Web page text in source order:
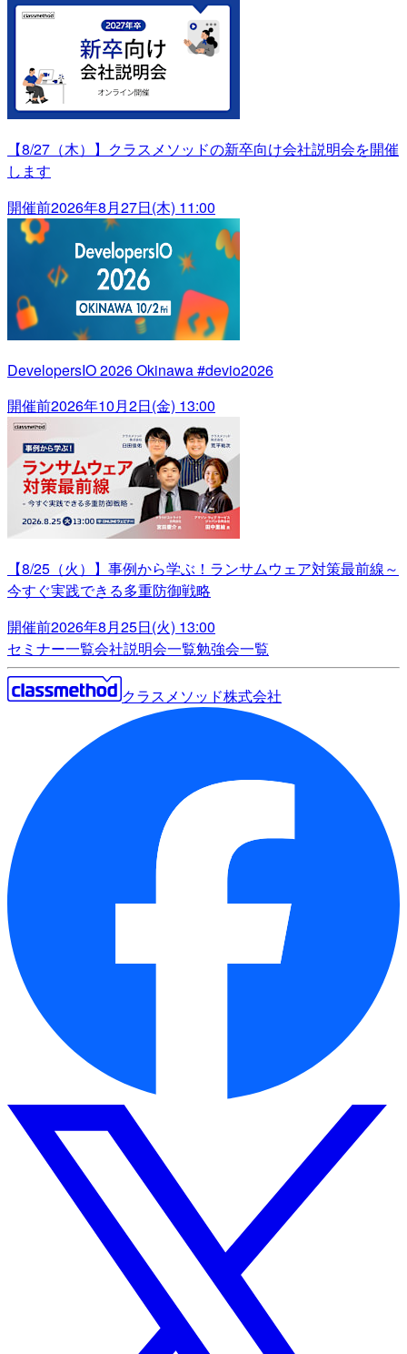
【8/27（木）】クラスメソッドの新卒向け会社説明会を開催
します
開催前2026年8月27日(木) 11:00
DevelopersIO 2026 Okinawa #devio2026
開催前2026年10月2日(金) 13:00
【8/25（火）】事例から学ぶ！ランサムウェア対策最前線～
今すぐ実践できる多重防御戦略
開催前2026年8月25日(火) 13:00
セミナー一覧会社説明会一覧勉強会一覧
クラスメソッド株式会社